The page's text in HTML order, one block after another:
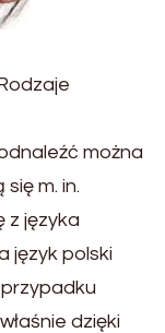
można
m. in.
z języka
język polski
dzięki